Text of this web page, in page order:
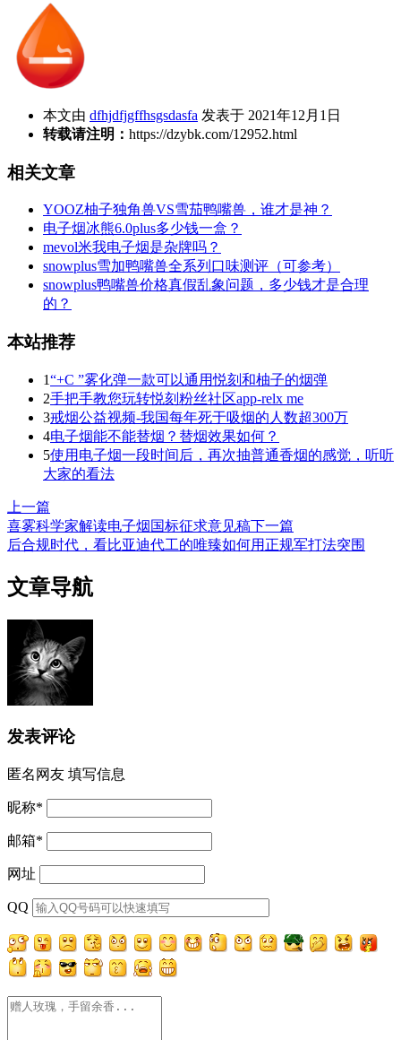
本文由 dfhjdfjgffhsgsdasfa 发表于 2021年12月1日
转载请注明： https://dzybk.com/12952.html
相关文章
YOOZ柚子独角兽VS雪茄鸭嘴兽，谁才是神？
电子烟冰熊6.0plus多少钱一盒？
mevol米我电子烟是杂牌吗？
snowplus雪加鸭嘴兽全系列口味测评（可参考）
snowplus鸭嘴兽价格真假乱象问题，多少钱才是合理
的？
本站推荐
1“+C ”雾化弹一款可以通用悦刻和柚子的烟弹
2手把手教您玩转悦刻粉丝社区app-relx me
3戒烟公益视频-我国每年死于吸烟的人数超300万
4电子烟能不能替烟？替烟效果如何？
5使用电子烟一段时间后，再次抽普通香烟的感觉，听听
大家的看法
上一篇
喜雾科学家解读电子烟国标征求意见稿下一篇
后合规时代，看比亚迪代工的唯臻如何用正规军打法突围
文章导航
发表评论
匿名网友 填写信息
昵称*
邮箱*
网址
QQ